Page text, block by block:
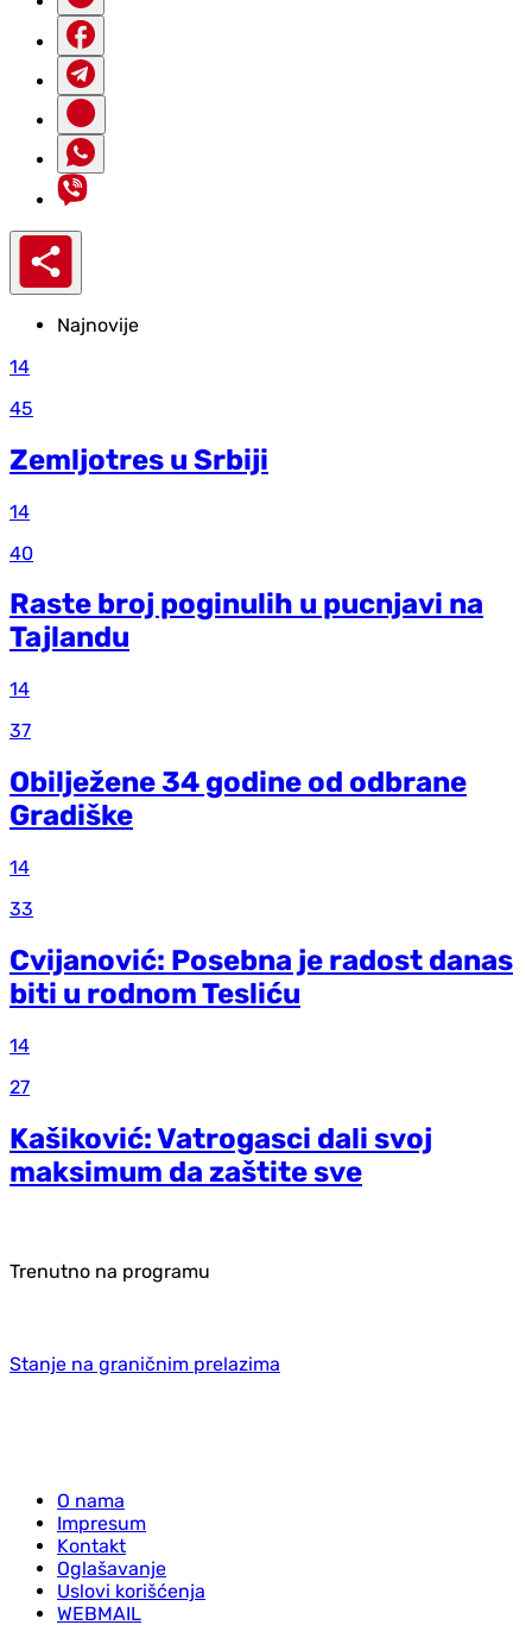
Najnovije
14
45
Zemljotres u Srbiji
14
40
Raste broj poginulih u pucnjavi na
Tajlandu
14
37
Obilježene 34 godine od odbrane
Gradiške
14
33
Cvijanović: Posebna je radost danas
biti u rodnom Tesliću
14
27
Kašiković: Vatrogasci dali svoj
maksimum da zaštite sve
Trenutno na programu
Stanje na graničnim prelazima
O nama
Impresum
Kontakt
Oglašavanje
Uslovi korišćenja
WEBMAIL